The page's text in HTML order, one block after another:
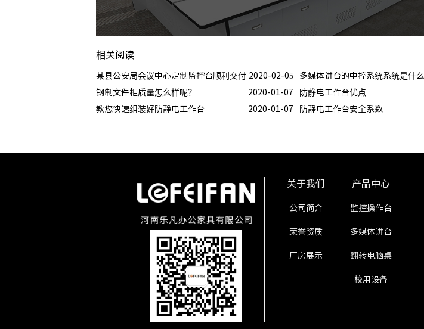
相关阅读
某县公安局会议中心定制监控台顺利交付 2020-02-05 多媒体讲台的中控系统系统是什么
钢制文件柜质量怎么样呢？
2020-01-07 防静电工作台优点
教您快速组装好防静电工作台
2020-01-07 防静电工作台安全系数
关于我们
公司简介
荣誉资质
厂房展示
产品中心
监控操作台
多媒体讲台
翻转电脑桌
校用设备